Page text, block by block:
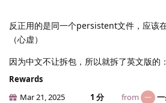
反正用的是同一个persistent文件，应该
（心虚）
因为中文不让拆包，所以就拆了英文版的：
Rewards
Mar 21, 2025
1 分 from 一